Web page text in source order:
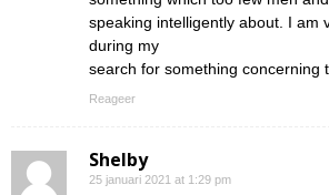
speaking intelligently about. I am
during my
search for something concerning
Reageer
Shelby
25 januari 2021 at 1:29 pm